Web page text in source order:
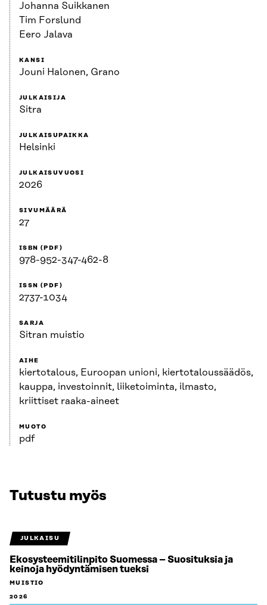
Johanna Suikkanen
Tim Forslund
Eero Jalava
KANSI
Jouni Halonen, Grano
JULKAISIJA
Sitra
JULKAISUPAIKKA
Helsinki
JULKAISUVUOSI
2026
SIVUMÄÄRÄ
27
ISBN (PDF)
978-952-347-462-8
ISSN (PDF)
2737-1034
SARJA
Sitran muistio
AIHE
kiertotalous, Euroopan unioni, kiertotaloussäädös,
kauppa, investoinnit, liiketoiminta, ilmasto,
kriittiset raaka-aineet
MUOTO
pdf
Tutustu myös
JULKAISU
Ekosysteemitilinpito Suomessa – Suosituksia ja
keinoja hyödyntämisen tueksi
MUISTIO
2026